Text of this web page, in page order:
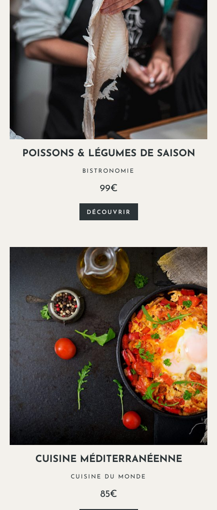
POISSONS & LÉGUMES DE SAISON
BISTRONOMIE
99€
DÉCOUVRIR
CUISINE MÉDITERRANÉENNE
CUISINE DU MONDE
85€